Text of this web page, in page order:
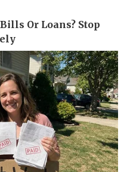
Thị trường
Giá vàng
Tiêu dùng
Tỷ giá
Chứng khoán
Giá cà phê